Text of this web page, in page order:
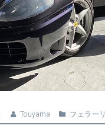
Touyama フェラーリ